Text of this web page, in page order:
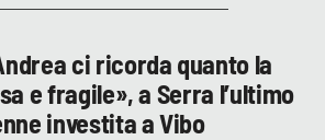
ci ricorda quanto la
e fragile», a Serra l’ultimo
investita a Vibo